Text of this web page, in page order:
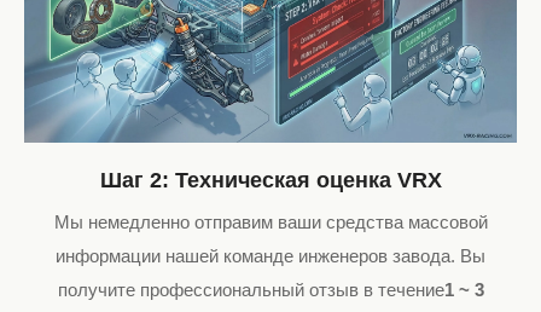
Шаг 2: Техническая оценка VRX
Мы немедленно отправим ваши средства массовой
информации нашей команде инженеров завода. Вы
получите профессиональный отзыв в течение1 ~ 3